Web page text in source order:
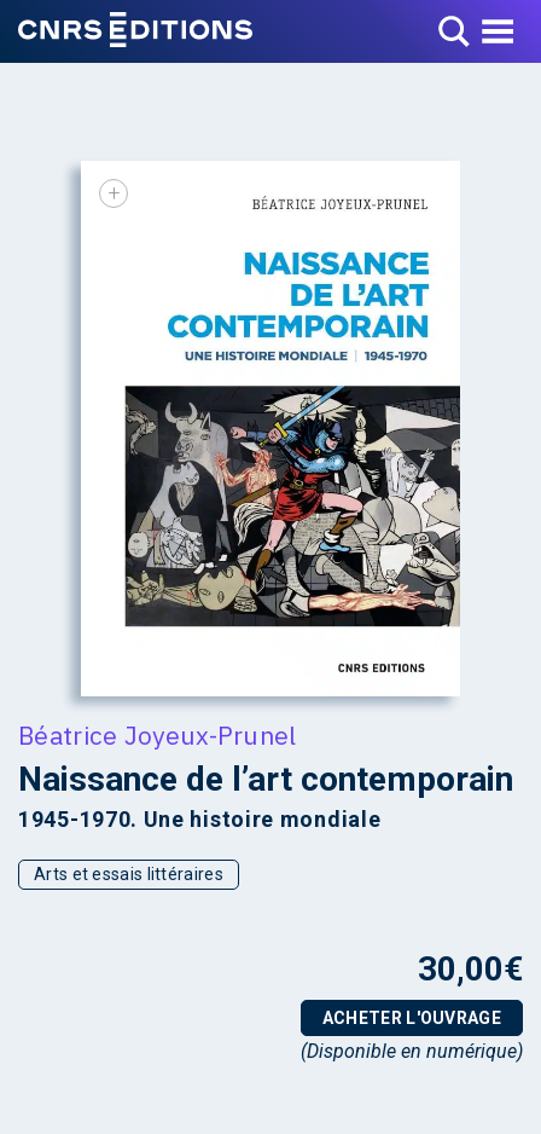
Toggle Menu
+
Béatrice Joyeux-Prunel
Naissance de l’art contemporain
1945-1970. Une histoire mondiale
Arts et essais littéraires
30,00€
ACHETER L'OUVRAGE
(Disponible en numérique)